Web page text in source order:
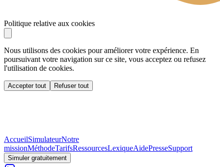
Politique relative aux cookies
Nous utilisons des cookies pour améliorer votre expérience. En
poursuivant votre navigation sur ce site, vous acceptez ou refusez
l'utilisation de cookies.
Accepter tout Refuser tout
AccueilSimulateurNotre
missionMéthodeTarifsRessourcesLexiqueAidePresseSupport
Simuler gratuitement